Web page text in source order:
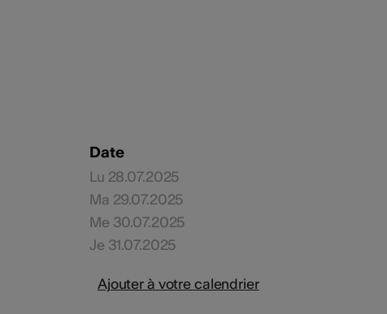
Date
Lu 28.07.2025
Ma 29.07.2025
Me 30.07.2025
Je 31.07.2025
Ajouter à votre calendrier